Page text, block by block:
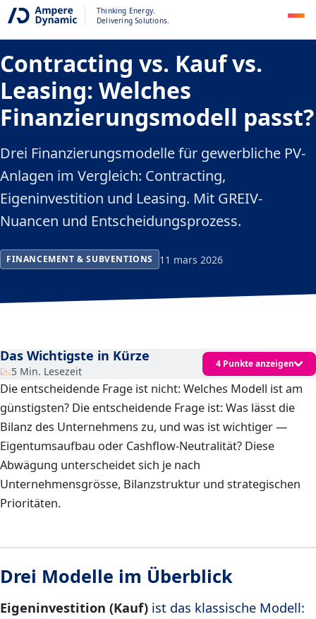
Thinking Energy.
Delivering Solutions.
DECe contenu est disponible uniquement en allemand
Contracting vs. Kauf vs.
Leasing: Welches
Finanzierungsmodell passt?
Drei Finanzierungsmodelle für gewerbliche PV-
Anlagen im Vergleich: Contracting,
Eigeninvestition und Leasing. Mit GREIV-
Nuancen und Entscheidungsprozess.
FINANCEMENT & SUBVENTIONS 11 mars 2026
Das Wichtigste in Kürze
5 Min. Lesezeit
4 Punkte anzeigen
Die entscheidende Frage ist nicht: Welches Modell ist am
günstigsten? Die entscheidende Frage ist: Was lässt die
Bilanz des Unternehmens zu, und was ist wichtiger —
Eigentumsaufbau oder Cashflow-Neutralität? Diese
Abwägung unterscheidet sich je nach
Unternehmensgrösse, Bilanzstruktur und strategischen
Prioritäten.
Drei Modelle im Überblick
Eigeninvestition (Kauf) ist das klassische Modell: